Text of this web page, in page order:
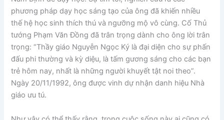
phương pháp dạy học sáng tạo của ông đã khiến nhiều
thế hệ học sinh thích thú và ngưỡng mộ vô cùng. Cố Thủ
tướng Phạm Văn Đồng đã trân trọng dành cho ông lời trân
trọng: “Thầy giáo Nguyễn Ngọc Ký là đại diện cho sự phấn
đấu phi thường và kỳ diệu, là tấm gương sáng cho các bạn
trẻ hôm nay, nhất là những người khuyết tật noi theo”.
Ngày 20/11/1992, ông được vinh dự nhận danh hiệu Nhà
giáo ưu tú.